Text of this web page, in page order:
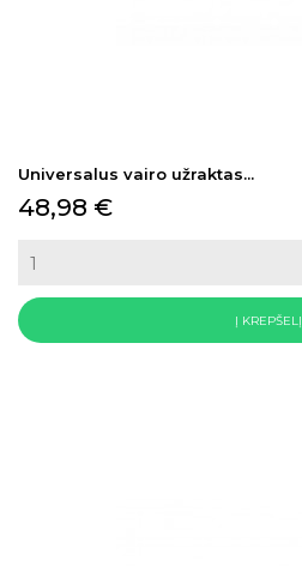
Universalus vairo užraktas...
Kaina
48,98 €
Į KREPŠELĮ